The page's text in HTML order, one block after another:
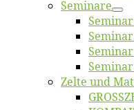
Se­mi­na­re
Zel­te und